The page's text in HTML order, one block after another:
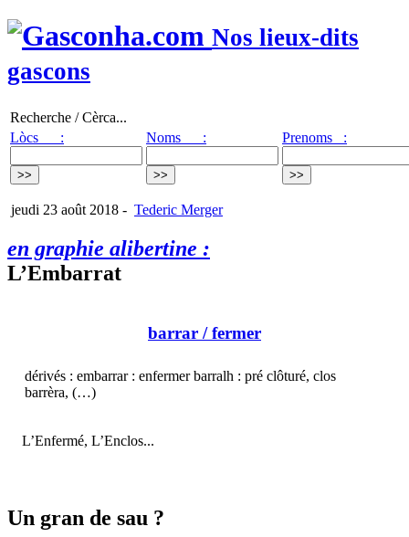
Nos lieux-dits
gascons
Recherche / Cèrca...
Lòcs :
Noms : Prenoms :
jeudi 23 août 2018 - Tederic Merger
en graphie alibertine :
L’Embarrat
barrar / fermer
dérivés : embarrar : enfermer barralh : pré clôturé, clos
barrèra, (…)
L’Enfermé, L’Enclos...
Un gran de sau ?